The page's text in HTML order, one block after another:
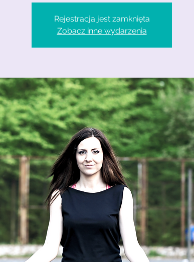
Rejestracja jest zamknięta
Zobacz inne wydarzenia